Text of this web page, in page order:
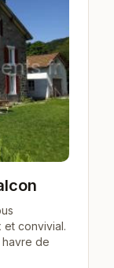
et convivial.
de